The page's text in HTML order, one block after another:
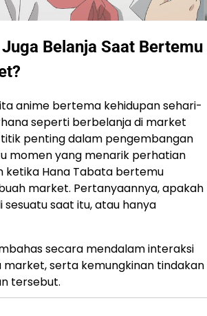
Belanja Saat Bertemu
anime bertema kehidupan sehari-
seperti berbelanja di market
penting dalam pengembangan
momen yang menarik perhatian
ketika Hana Tabata bertemu
market. Pertanyaannya, apakah
sesuatu saat itu, atau hanya
secara mendalam interaksi
market, serta kemungkinan tindakan
tersebut.